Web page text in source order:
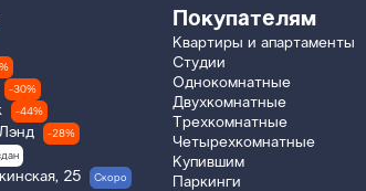
-30%
-44%
-28%
25 Скоро
Покупателям
Квартиры и апартаменты
Студии
Однокомнатные
Двухкомнатные
Трехкомнатные
Четырехкомнатные
Купившим
Паркинги